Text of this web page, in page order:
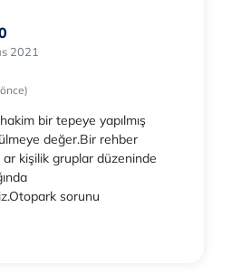
2021
bir tepeye yapılmış
değer.Bir rehber
kişilik gruplar düzeninde
sorunu